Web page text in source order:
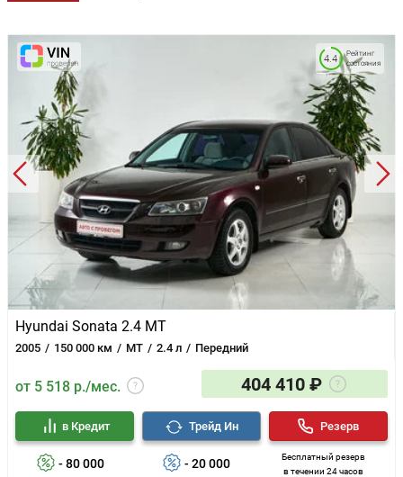
Hyundai Sonata 2.4 MT
2005 150 000 км MT 2.4 л Передний
Рейтинг
состояния
4.4
от 5 518 р./мес. 404 410 ₽
- 80 000
в Кредит
- 20 000
Трейд Ин
Бесплатный резерв
в течении 24 часов
Резерв